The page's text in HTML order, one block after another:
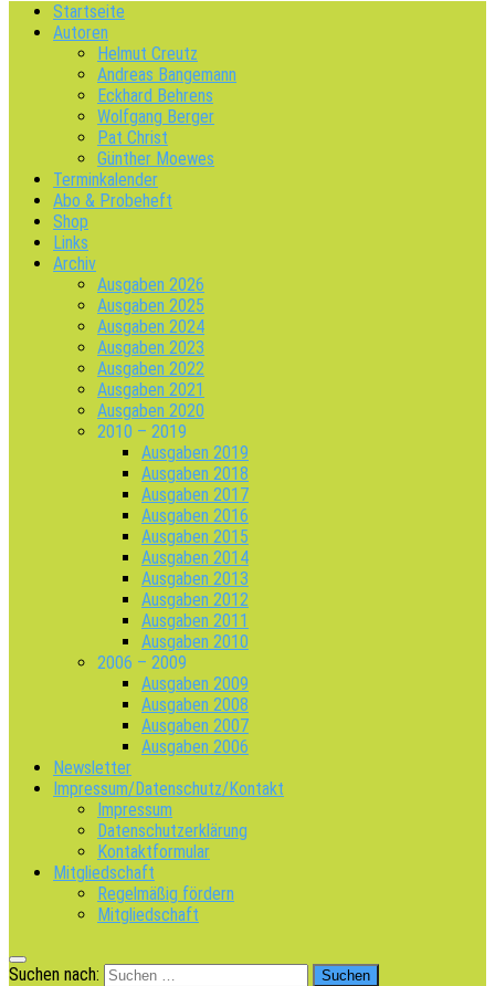
Startseite
Autoren
Helmut Creutz
Andreas Bangemann
Eckhard Behrens
Wolfgang Berger
Pat Christ
Günther Moewes
Terminkalender
Abo & Probeheft
Shop
Links
Archiv
Ausgaben 2026
Ausgaben 2025
Ausgaben 2024
Ausgaben 2023
Ausgaben 2022
Ausgaben 2021
Ausgaben 2020
2010 – 2019
Ausgaben 2019
Ausgaben 2018
Ausgaben 2017
Ausgaben 2016
Ausgaben 2015
Ausgaben 2014
Ausgaben 2013
Ausgaben 2012
Ausgaben 2011
Ausgaben 2010
2006 – 2009
Ausgaben 2009
Ausgaben 2008
Ausgaben 2007
Ausgaben 2006
Newsletter
Impressum/Datenschutz/Kontakt
Impressum
Datenschutzerklärung
Kontaktformular
Mitgliedschaft
Regelmäßig fördern
Mitgliedschaft
Suchen nach: